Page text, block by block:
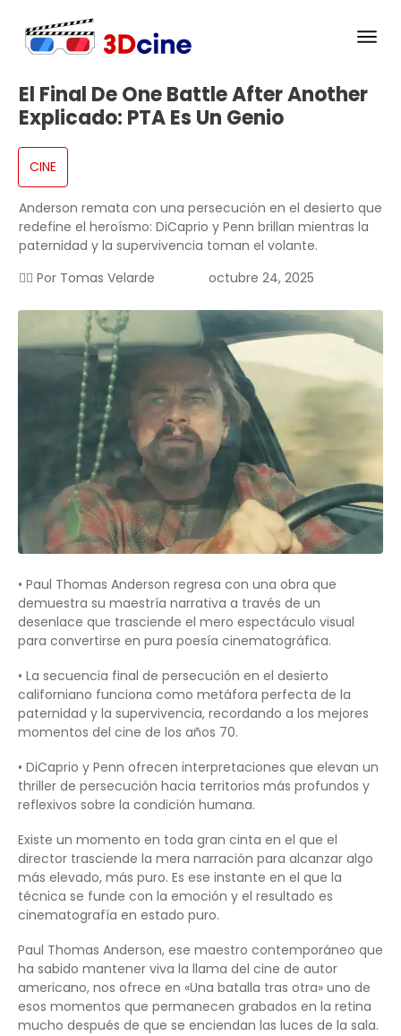
El Final De One Battle After Another
Explicado: PTA Es Un Genio
CINE
Anderson remata con una persecución en el desierto que
redefine el heroísmo: DiCaprio y Penn brillan mientras la
paternidad y la supervivencia toman el volante.
✍🏻 Por Tomas Velarde octubre 24, 2025
• Paul Thomas Anderson regresa con una obra que
demuestra su maestría narrativa a través de un
desenlace que trasciende el mero espectáculo visual
para convertirse en pura poesía cinematográfica.
• La secuencia final de persecución en el desierto
californiano funciona como metáfora perfecta de la
paternidad y la supervivencia, recordando a los mejores
momentos del cine de los años 70.
• DiCaprio y Penn ofrecen interpretaciones que elevan un
thriller de persecución hacia territorios más profundos y
reflexivos sobre la condición humana.
Existe un momento en toda gran cinta en el que el
director trasciende la mera narración para alcanzar algo
más elevado, más puro. Es ese instante en el que la
técnica se funde con la emoción y el resultado es
cinematografía en estado puro.
Paul Thomas Anderson, ese maestro contemporáneo que
ha sabido mantener viva la llama del cine de autor
americano, nos ofrece en «Una batalla tras otra» uno de
esos momentos que permanecen grabados en la retina
mucho después de que se enciendan las luces de la sala.